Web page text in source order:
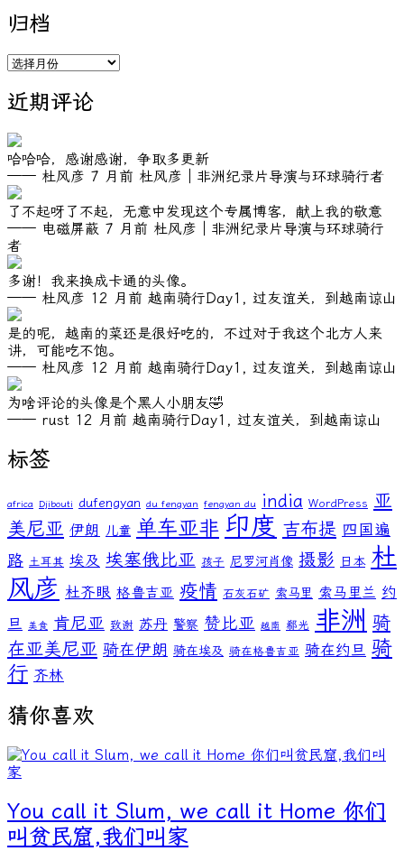
归档
归
近期评论
哈哈哈，感谢感谢，争取多更新
—— 杜风彦 7 月前 杜风彦｜非洲纪录片导演与环球骑行者
了不起呀了不起，无意中发现这个专属博客，献上我的敬意
—— 电磁屏蔽 7 月前 杜风彦｜非洲纪录片导演与环球骑行
者
多谢！我来换成卡通的头像。
—— 杜风彦 12 月前 越南骑行Day1, 过友谊关，到越南谅山
是的呢，越南的菜还是很好吃的，不过对于我这个北方人来
讲，可能吃不饱。
—— 杜风彦 12 月前 越南骑行Day1, 过友谊关，到越南谅山
为啥评论的头像是个黑人小朋友🤣
—— rust 12 月前 越南骑行Day1, 过友谊关，到越南谅山
标签
africa Djibouti dufengyan du fengyan fengyan du india WordPress
亚
美尼亚 伊朗 儿童 单车亚非 印度 吉布提 四国遍
路 土耳其 埃及 埃塞俄比亚 孩子 尼罗河肖像 摄影 日本 杜
风彦 杜齐眼 格鲁吉亚 疫情 石灰石矿 索马里 索马里兰 约
旦
美食 肯尼亚 致谢 苏丹 警察 赞比亚 越南 郗光 非洲 骑
在亚美尼亚 骑在伊朗 骑在埃及 骑在格鲁吉亚 骑在约旦 骑
行 齐林
猜你喜欢
You call it Slum, we call it Home 你们
叫贫民窟,我们叫家